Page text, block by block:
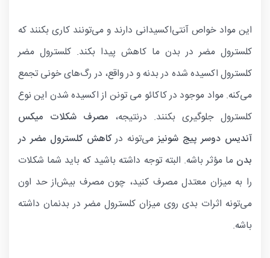
این مواد خواص آنتی‌اکسیدانی دارند و می‌تونند کاری بکنند که
کلسترول مضر در بدن ما کاهش پیدا بکند. کلسترول مضر
کلسترول اکسیده شده در بدنه و در واقع، در رگ‌های خونی تجمع
می‌کنه. مواد موجود در کاکائو می تونن از اکسیده شدن این نوع
کلسترول جلوگیری بکنند. درنتیجه، مصرف شکلات میکس
آندیس دوسر پیج شونیزمی‌تونه درکاهش کلسترول مضر در
بدن ما مؤثر باشه. البته توجه داشته باشید که باید شما شکلات
را به میزان معتدل مصرف کنید، چون مصرف بیش‌از حد اون
می‌تونه اثرات بدی روی میزان کلسترول مضر در بدنمان داشته
باشه.